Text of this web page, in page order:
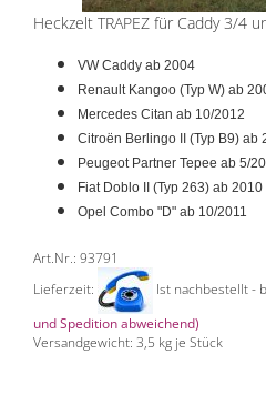
Heckzelt TRAPEZ für Caddy 3/4
VW Caddy ab 2004
Renault Kangoo (Typ W) ab
Mercedes Citan ab 10/2012
Citroën Berlingo II (Typ B9) ab
Peugeot Partner Tepee ab 5/
Fiat Doblo II (Typ 263) ab 2010
Opel Combo "D" ab 10/2011
Art.Nr.: 93791
Lieferzeit:
Ist nachbestellt -
und Spedition abweichend)
Versandgewicht: 3,5 kg je Stück